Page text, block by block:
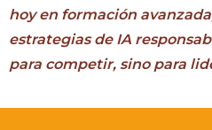
hoy en formación
estrategias de IA
para competir, sino para